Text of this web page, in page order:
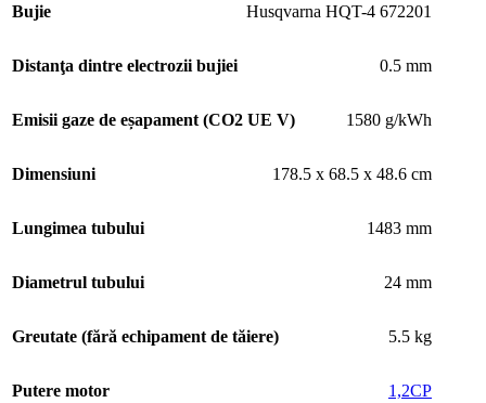
Bujie Husqvarna HQT-4 672201
Distanţa dintre electrozii bujiei 0.5 mm
Emisii gaze de eșapament (CO2 UE V) 1580 g/kWh
Dimensiuni 178.5 x 68.5 x 48.6 cm
Lungimea tubului 1483 mm
Diametrul tubului 24 mm
Greutate (fără echipament de tăiere) 5.5 kg
Putere motor 1,2CP